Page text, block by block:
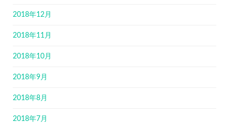
2018年12月
2018年11月
2018年10月
2018年9月
2018年8月
2018年7月